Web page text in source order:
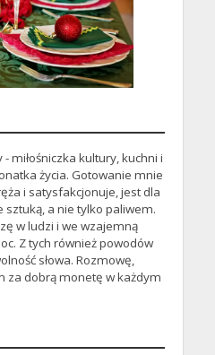
- miłośniczka kultury, kuchni i
życia. Gotowanie mnie
i satysfakcjonuje, jest dla
sztuką, a nie tylko paliwem.
w ludzi i we wzajemną
Z tych również powodów
słowa. Rozmowę,
za dobrą monetę w każdym